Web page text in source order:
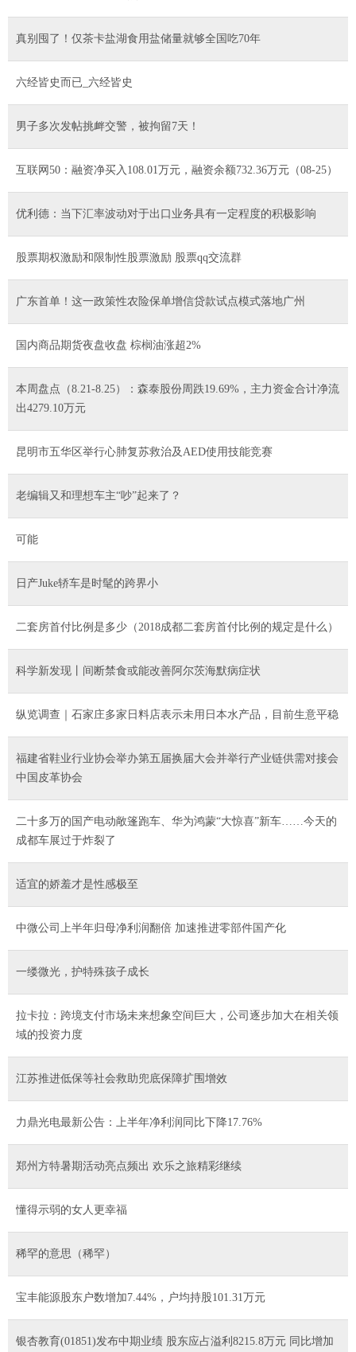
真别囤了！仅茶卡盐湖食用盐储量就够全国吃70年
六经皆史而已_六经皆史
男子多次发帖挑衅交警，被拘留7天！
互联网50：融资净买入108.01万元，融资余额732.36万元（08-25）
优利德：当下汇率波动对于出口业务具有一定程度的积极影响
股票期权激励和限制性股票激励 股票qq交流群
广东首单！这一政策性农险保单增信贷款试点模式落地广州
国内商品期货夜盘收盘 棕榈油涨超2%
本周盘点（8.21-8.25）：森泰股份周跌19.69%，主力资金合计净流
出4279.10万元
昆明市五华区举行心肺复苏救治及AED使用技能竞赛
老编辑又和理想车主“吵”起来了？
可能
日产Juke轿车是时髦的跨界小
二套房首付比例是多少（2018成都二套房首付比例的规定是什么）
科学新发现丨间断禁食或能改善阿尔茨海默病症状
纵览调查｜石家庄多家日料店表示未用日本水产品，目前生意平稳
福建省鞋业行业协会举办第五届换届大会并举行产业链供需对接会
中国皮革协会
二十多万的国产电动敞篷跑车、华为鸿蒙“大惊喜”新车……今天的
成都车展过于炸裂了
适宜的娇羞才是性感极至
中微公司上半年归母净利润翻倍 加速推进零部件国产化
一缕微光，护特殊孩子成长
拉卡拉：跨境支付市场未来想象空间巨大，公司逐步加大在相关领
域的投资力度
江苏推进低保等社会救助兜底保障扩围增效
力鼎光电最新公告：上半年净利润同比下降17.76%
郑州方特暑期活动亮点频出 欢乐之旅精彩继续
懂得示弱的女人更幸福
稀罕的意思（稀罕）
宝丰能源股东户数增加7.44%，户均持股101.31万元
银杏教育(01851)发布中期业绩 股东应占溢利8215.8万元 同比增加